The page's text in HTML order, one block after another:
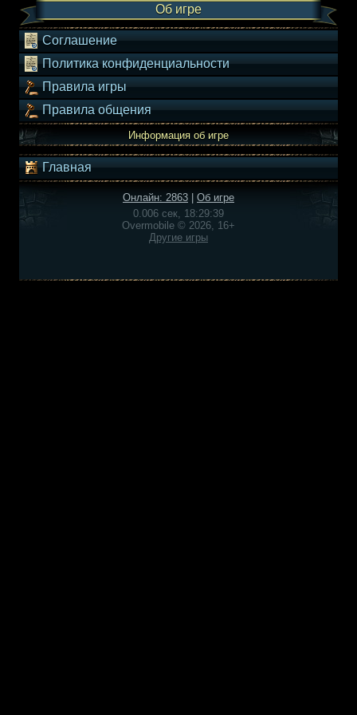
Об игре
Соглашение
Политика конфиденциальности
Правила игры
Правила общения
Информация об игре
Главная
Онлайн: 2863
Об игре
0.006 сек, 18:29:39
Overmobile © 2026, 16+
Другие игры